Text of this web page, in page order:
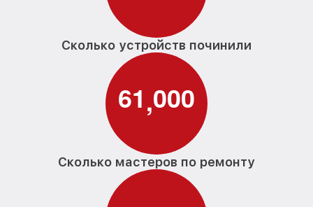
Сколько устройств починили
61,000
Сколько мастеров по ремонту